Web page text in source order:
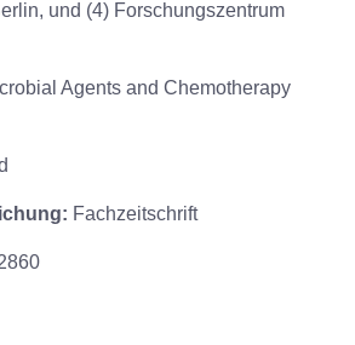
und (4) Forschungszentrum
Agents and Chemotherapy
Fachzeitschrift